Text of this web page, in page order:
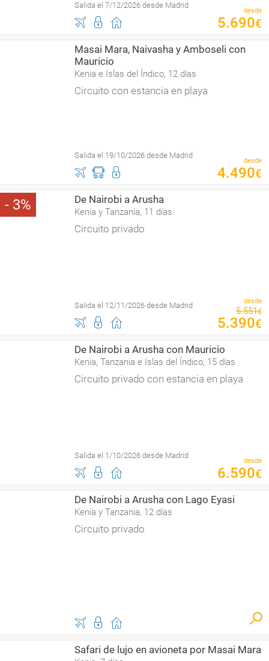
Salida el 7/12/2026 desde Madrid
desde
5.690€
Masai Mara, Naivasha y Amboseli con
Mauricio
Kenia e Islas del Índico, 12 días
Circuito con estancia en playa
Salida el 19/10/2026 desde Madrid
desde
4.490€
3 De Nairobi a Arusha
Kenia y Tanzania, 11 días
Circuito privado
Salida el 12/11/2026 desde Madrid desde
5.551€
5.390€
De Nairobi a Arusha con Mauricio
Kenia, Tanzania e Islas del Índico, 15 días
Circuito privado con estancia en playa
Salida el 1/10/2026 desde Madrid
desde
6.590€
De Nairobi a Arusha con Lago Eyasi
Kenia y Tanzania, 12 días
Circuito privado
Safari de lujo en avioneta por Masai Mara